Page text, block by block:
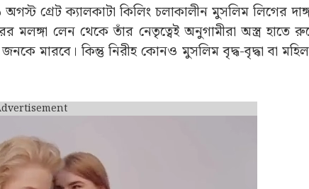
গ্রেট ক্যালকাটা কিলিং চলাকালীন মুসলিম লিগের
লেন থেকে তাঁর নেতৃত্বেই অনুগামীরা অস্ত্র হাতে
মারবে। কিন্তু নিরীহ কোনও মুসলিম বৃদ্ধ-বৃদ্ধা বা